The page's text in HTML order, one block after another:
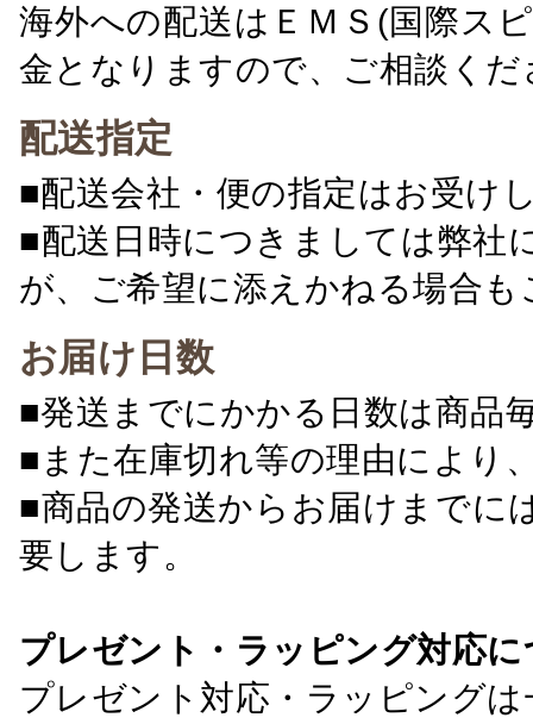
海外への配送はＥＭＳ(国際ス
金となりますので、ご相談くだ
配送指定
■配送会社・便の指定はお受け
■配送日時につきましては弊社
が、ご希望に添えかねる場合
お届け日数
■発送までにかかる日数は商品
■また在庫切れ等の理由により
■商品の発送からお届けまでに
要します。
プレゼント・ラッピング対応
プレゼント対応・ラッピング